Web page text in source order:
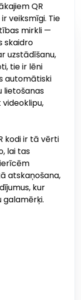
QR
veiksmīgi. Tie
mirkli —
skaidro
uzstādīšanu,
tie ir lēni
automātiski
lietošanas
kodi ir tā vērti
lai tas
atskaņošana,
kur